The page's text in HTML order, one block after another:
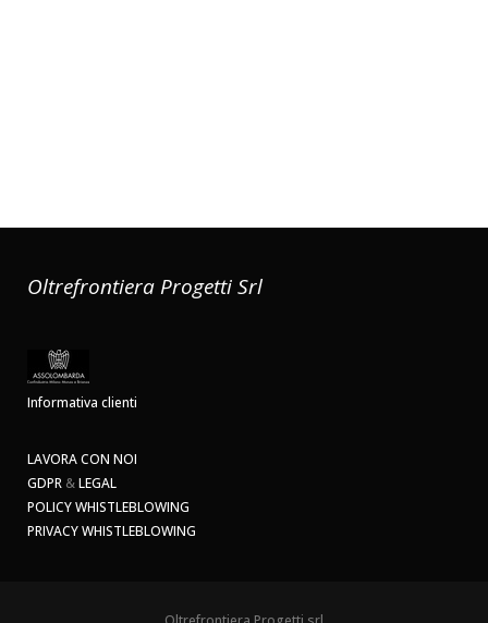
Oltrefrontiera Progetti Srl
Informativa clienti
LAVORA CON NOI
GDPR &LEGAL
POLICY WHISTLEBLOWING
PRIVACY WHISTLEBLOWING